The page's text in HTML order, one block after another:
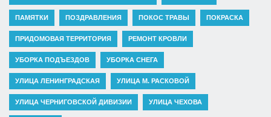
ПАМЯТКИ ПОЗДРАВЛЕНИЯ ПОКОС ТРАВЫ ПОКРАСКА
ПРИДОМОВАЯ ТЕРРИТОРИЯ РЕМОНТ КРОВЛИ
УБОРКА ПОДЪЕЗДОВ УБОРКА СНЕГА
УЛИЦА ЛЕНИНГРАДСКАЯ УЛИЦА М. РАСКОВОЙ
УЛИЦА ЧЕРНИГОВСКОЙ ДИВИЗИИ УЛИЦА ЧЕХОВА